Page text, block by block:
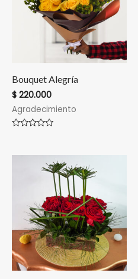
Bouquet Alegría
$ 220.000
Agradecimiento
de